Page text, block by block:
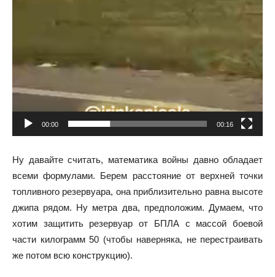
00:00 00:16
Ну давайте считать, математика войны давно обладает
всеми формулами. Берем расстояние от верхней точки
топливного резервуара, она приблизительно равна высоте
джипа рядом. Ну метра два, предположим. Думаем, что
хотим защитить резервуар от БПЛА с массой боевой
части килограмм 50 (чтобы наверняка, не перестраивать
же потом всю конструкцию).